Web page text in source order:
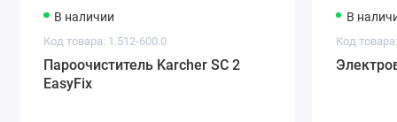
В наличии
Код товара: 1.512-600.0
Пароочиститель Karcher SC 2
EasyFix
В
Код